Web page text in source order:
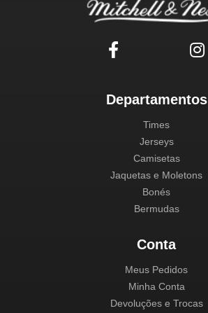
Departamentos
Times
Jerseys
Camisetas
Jaquetas e Moletons
Bonés
Bermudas
Conta
Meus Pedidos
Minha Conta
Devoluções e Trocas